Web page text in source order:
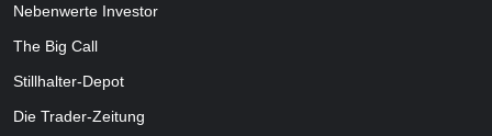
Nebenwerte Investor
The Big Call
Stillhalter-Depot
Die Trader-Zeitung